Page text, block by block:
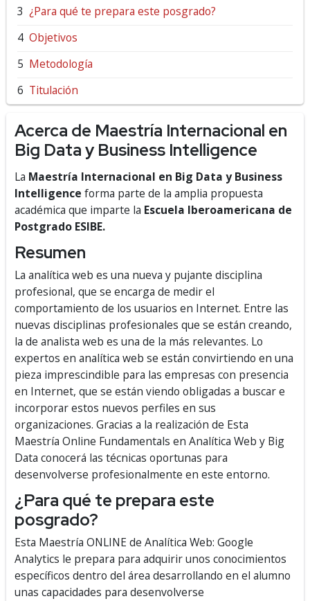
¿Para qué te prepara este posgrado?
Objetivos
Metodología
Titulación
Acerca de Maestría Internacional en
Big Data y Business Intelligence
La Maestría Internacional en Big Data y Business
Intelligence forma parte de la amplia propuesta
académica que imparte la Escuela Iberoamericana de
Postgrado ESIBE.
Resumen
La analítica web es una nueva y pujante disciplina
profesional, que se encarga de medir el
comportamiento de los usuarios en Internet. Entre las
nuevas disciplinas profesionales que se están creando,
la de analista web es una de la más relevantes. Lo
expertos en analítica web se están convirtiendo en una
pieza imprescindible para las empresas con presencia
en Internet, que se están viendo obligadas a buscar e
incorporar estos nuevos perfiles en sus
organizaciones. Gracias a la realización de Esta
Maestría Online Fundamentals en Analítica Web y Big
Data conocerá las técnicas oportunas para
desenvolverse profesionalmente en este entorno.
¿Para qué te prepara este
posgrado?
Esta Maestría ONLINE de Analítica Web: Google
Analytics le prepara para adquirir unos conocimientos
específicos dentro del área desarrollando en el alumno
unas capacidades para desenvolverse